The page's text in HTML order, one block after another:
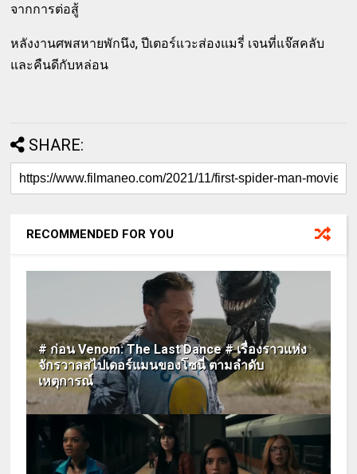
จากการต่อสู้
หลังงานศพสหายพักนึง, ปีเตอร์แวะส่องแมรี่ เจนที่แจ๊สคลับ
และคืนดีกับหล่อน
SHARE:
RECOMMENDED FOR YOU
# ก่อน Venom: The Last Dance # เรื่องราวแห่ง
จักรวาลสไปเดอร์แมนของโซนี่ ตามลำดับ
เหตุการณ์